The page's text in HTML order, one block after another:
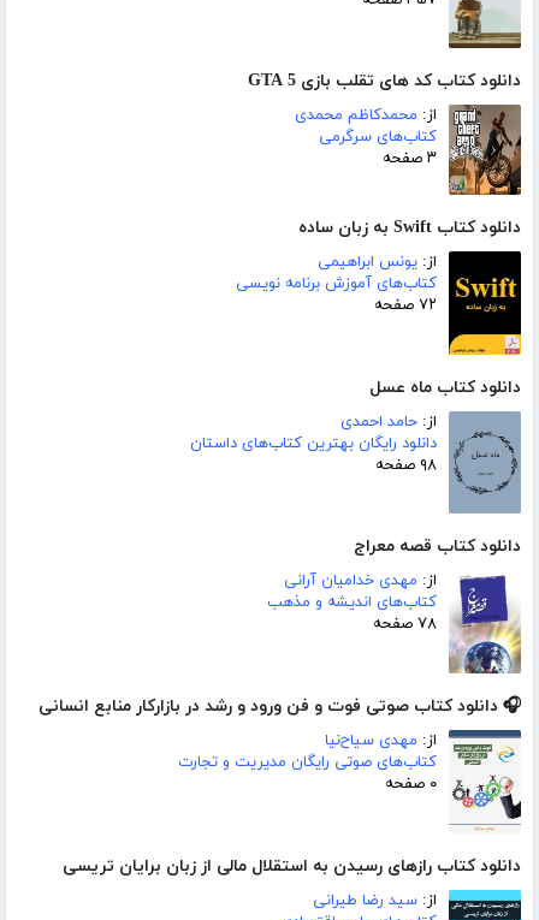
دانلود کتاب کد های تقلب بازی GTA 5
از: محمدکاظم محمدی
کتاب‌های سرگرمی
۳ صفحه
دانلود کتاب Swift به زبان ساده
از: یونس ابراهیمی
کتاب‌های آموزش برنامه نویسی
۷۲ صفحه
دانلود کتاب ماه عسل
از: حامد احمدی
دانلود رایگان بهترین کتاب‌های داستان
۹۸ صفحه
دانلود کتاب قصه معراج
از: مهدی خدامیان آرانی
کتاب‌های اندیشه و مذهب
۷۸ صفحه
🎧 دانلود کتاب صوتی فوت و فن ورود و رشد در بازارکار منابع انسانی
از: مهدی سیاح‌نیا
کتاب‌های صوتی رایگان مدیریت و تجارت
۰ صفحه
دانلود کتاب رازهای رسیدن به استقلال مالی از زبان برایان تریسی
از: سید رضا طیرانی